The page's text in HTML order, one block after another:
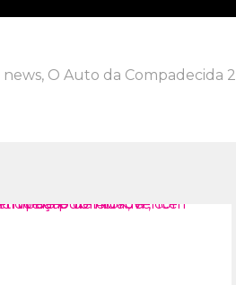
news, O Auto da Compadecida 2